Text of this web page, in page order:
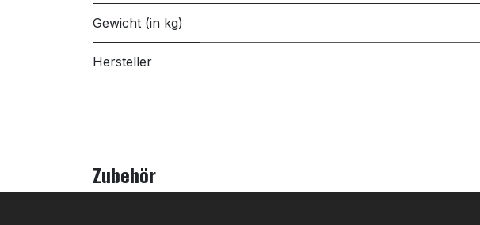
Gewicht (in kg)
Hersteller
Zubehör